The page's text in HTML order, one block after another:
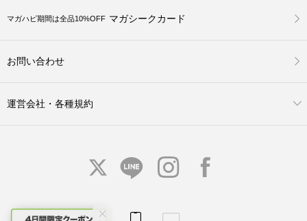
マガハピ期間は全品10%OFF マガシークカード
お問い合わせ
運営会社・各種規約